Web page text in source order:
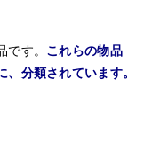
す。 これらの物品
分類されています。